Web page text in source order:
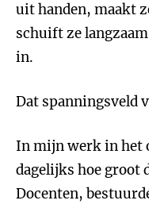
uit handen, maakt
schuift ze
in.
Dat spanningsveld
In mijn werk in het
dagelijks hoe groot
Docenten,